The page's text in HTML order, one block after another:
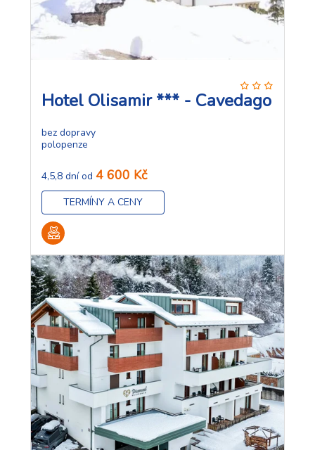
Hotel Olisamir *** - Cavedago
bez dopravy
polopenze
4,5,8 dní od 4 600 Kč
TERMÍNY A CENY